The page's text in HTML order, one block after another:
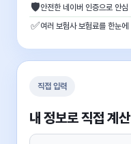
🛡안전한 네이버 인증으로 안심
✅여러 보험사 보험료를 한눈에
직접 입력
내 정보로 직접 계산